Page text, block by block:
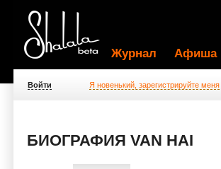
Журнал Афиша
Войти Я новенький, зарегистрируйте меня
БИОГРАФИЯ VAN HAI